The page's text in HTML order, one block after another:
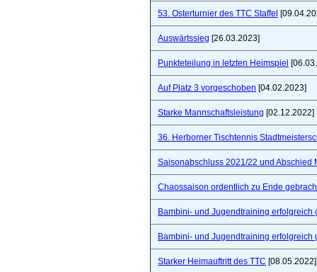
53. Osterturnier des TTC Staffel
Auswärtssieg [26.03.2023]
Punkteteilung in letzten Heimspiel
Auf Platz 3 vorgeschoben [04.02.2023]
Starke Mannschaftsleistung [02.12.2022]
36. Herborner Tischtennis
Saisonabschluss 2021/22 und Abschied
Chaossaison ordentlich zu Ende
Bambini- und Jugendtraining erfolgreich
Bambini- und Jugendtraining erfolgreich
Starker Heimauftritt des TTC [08.05.2022]